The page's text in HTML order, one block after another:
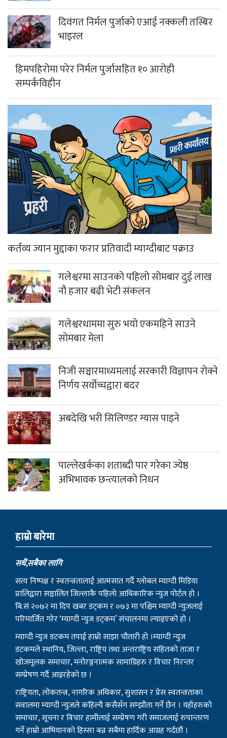
दिवंगत निर्मल पुर्जाको एआई नक्कली तस्बिर
भाइरल
हिमपहिरोमा परेर निर्मल पुर्जासहित १० आरोही
सम्पर्कविहीन
कर्तव्य ज्यान मुद्दाका फरार प्रतिवादी म्याग्दीबाट पक्राउ
गलेश्वरमा साउनको पहिलो सोमबार दुई लाख
नौ हजार बढी भेटी संकलन
गलेश्वरधाममा सुरु भयो एकमहिने साउने
सोमबार मेला
निजी सञ्चारमाध्यमलाई सरकारी विज्ञापन रोक्ने
निर्णय सर्वोच्चद्वारा बदर
अबदेखि भरी सिलिण्डर ग्यास पाइने
पाल्लेखर्कका शताब्दी पार गरेका ज्येष्ठ
अभिभावक छन्त्यालको निधन
हाम्राे बारेमा
सधैं,सबैका लागि
सत्य निष्पक्ष र स्वतन्त्रतालाई आत्मसात गर्दै ग्लोबल म्याग्दी मिडिया
प्रालिद्वारा सञ्चालित जिल्लाकै पहिलो आधिकारिक न्युज पोर्टल हो ।
बि.सं २०७२ मा दिप खबर डट्कम र ०७३ मा पश्चिम म्याग्दी न्युजलाई
परिमार्जित गरेर ‘म्याग्दी न्युज डट्कम’ संचालनमा ल्याइएको हो ।
म्याग्दी न्युज डटकम तपाई हाम्रो साझा चौतारी हो ।म्याग्दी न्युज
डटकमले स्थानिय, जिल्ला, राष्ट्रिय तथा अन्तराष्ट्रिय सहितको ताजा र
खोजमूलक समाचार, मनोरञ्जनात्मक सामाग्रिहरु र विचार निरन्तर
सम्प्रेषण गर्दै आइरहेको छ ।
राष्ट्रियता, लोकतन्त्र, नागरिक अधिकार, सुशासन र प्रेस स्वतन्त्रताका
सवालमा म्याग्दी न्युजले कहिल्यै कसैसँग सम्झौता गर्ने छैन । यहाँहरुको
समाचार, सूचना र विचार हामीलाई सम्प्रेषण गरी समाजलाई रुपान्तरण
गर्ने हाम्रो आभियानको हिस्सा बन्न सबैमा हार्दिक आग्रह गर्दछौं ।